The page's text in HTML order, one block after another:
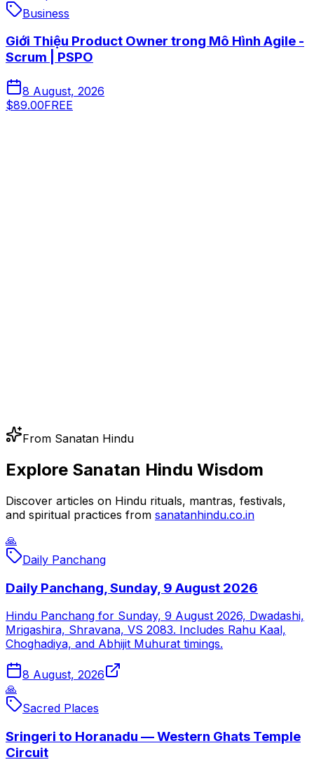
Business
Giới Thiệu Product Owner trong Mô Hình Agile -
Scrum | PSPO
8 August, 2026
$89.00FREE
From Sanatan Hindu
Explore Sanatan Hindu Wisdom
Discover articles on Hindu rituals, mantras, festivals,
and spiritual practices from sanatanhindu.co.in
🙏
Daily Panchang
Daily Panchang, Sunday, 9 August 2026
Hindu Panchang for Sunday, 9 August 2026, Dwadashi,
Mrigashira, Shravana, VS 2083. Includes Rahu Kaal,
Choghadiya, and Abhijit Muhurat timings.
8 August, 2026
🙏
Sacred Places
Sringeri to Horanadu — Western Ghats Temple
Circuit